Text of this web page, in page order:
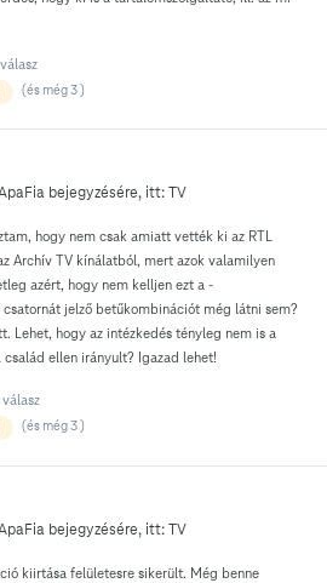
(és még 3 )
bejegyzésére, itt:TV
hogy nem csak amiatt vették ki az RTL
Archív TV kínálatból, mert azok valamilyen
azért, hogy nem kelljen ezt a -
jelző betűkombinációt még látni sem?
Lehet, hogy az intézkedés tényleg nem is a
ellen irányult? Igazad lehet!
(és még 3 )
bejegyzésére, itt:TV
kiirtása felületesre sikerült. Még benne